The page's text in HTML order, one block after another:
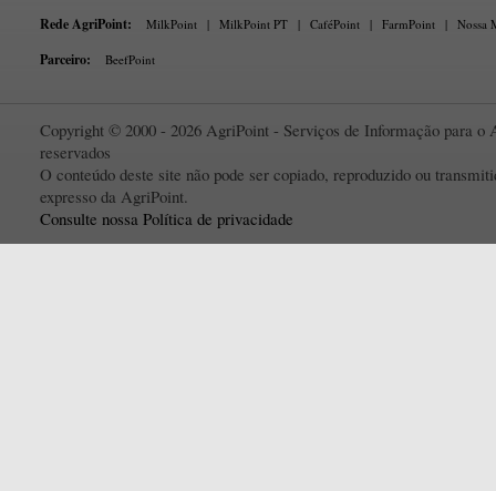
Rede AgriPoint: MilkPoint | MilkPoint PT | CaféPoint | FarmPoint | Nossa
Parceiro: BeefPoint
Copyright © 2000 - 2026 AgriPoint - Serviços de Informação para o
reservados
O conteúdo deste site não pode ser copiado, reproduzido ou
expresso da AgriPoint.
Consulte nossa Política de privacidade